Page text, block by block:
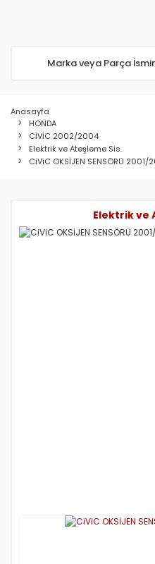
Anasayfa
HONDA
CİVİC 2002/2004
Elektrik ve Ateşleme Sis.
CiViC OKSİJEN SENSÖRÜ 2001/
Elektrik ve